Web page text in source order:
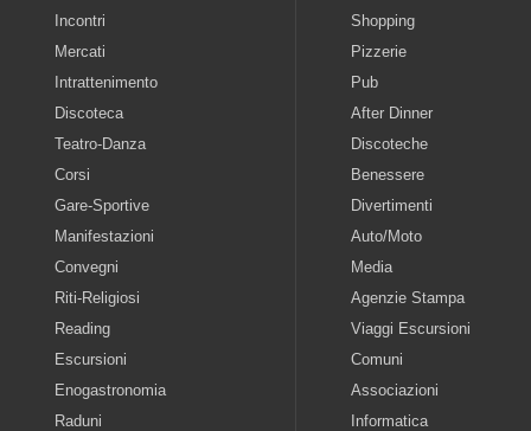
Incontri
Mercati
Intrattenimento
Discoteca
Teatro-Danza
Corsi
Gare-Sportive
Manifestazioni
Convegni
Riti-Religiosi
Reading
Escursioni
Enogastronomia
Raduni
Shopping
Pizzerie
Pub
After Dinner
Discoteche
Benessere
Divertimenti
Auto/Moto
Media
Agenzie Stampa
Viaggi Escursioni
Comuni
Associazioni
Informatica